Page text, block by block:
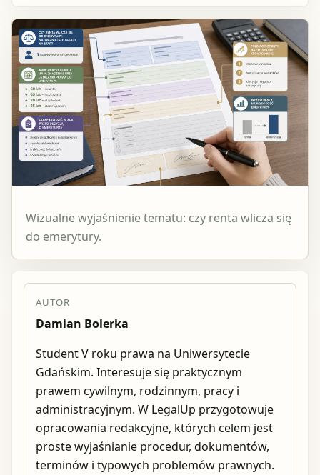
Wizualne wyjaśnienie tematu: czy renta wlicza się
do emerytury.
AUTOR
Damian Bolerka
Student V roku prawa na Uniwersytecie
Gdańskim. Interesuje się praktycznym
prawem cywilnym, rodzinnym, pracy i
administracyjnym. W LegalUp przygotowuje
opracowania redakcyjne, których celem jest
proste wyjaśnianie procedur, dokumentów,
terminów i typowych problemów prawnych.